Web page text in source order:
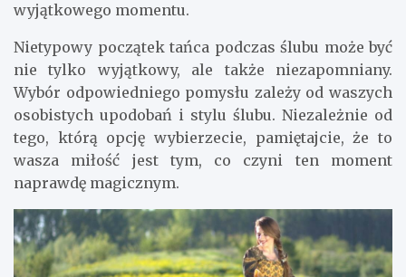
wyjątkowego momentu.
Nietypowy początek tańca podczas ślubu może być
nie tylko wyjątkowy, ale także niezapomniany.
Wybór odpowiedniego pomysłu zależy od waszych
osobistych upodobań i stylu ślubu. Niezależnie od
tego, którą opcję wybierzecie, pamiętajcie, że to
wasza miłość jest tym, co czyni ten moment
naprawdę magicznym.